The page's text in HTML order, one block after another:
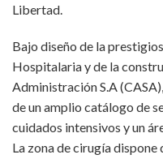
Libertad.
Bajo diseño de la
Hospitalaria y de la
Administración S.A
de un amplio catálogo de
cuidados intensivos y un
La zona de cirugía